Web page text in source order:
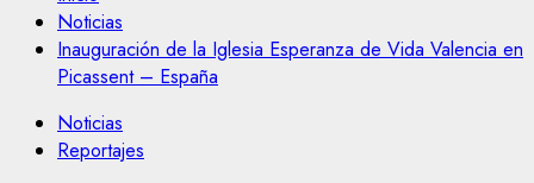
Noticias
Inauguración de la Iglesia Esperanza de Vida Valencia en
Picassent – España
Noticias
Reportajes